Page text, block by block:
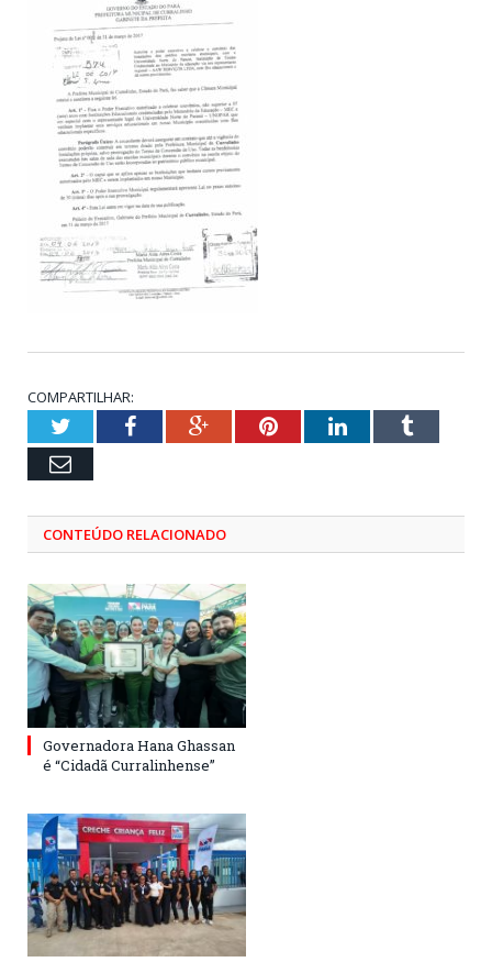
COMPARTILHAR:
TwitterFacebookGoogle+PinterestLinkedInTumblr
Email
CONTEÚDO RELACIONADO
Governadora Hana Ghassan
é “Cidadã Curralinhense”